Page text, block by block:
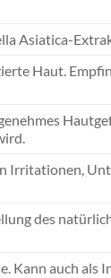
Asiatica-
Haut.
Irritationen,
des
Kann auch als